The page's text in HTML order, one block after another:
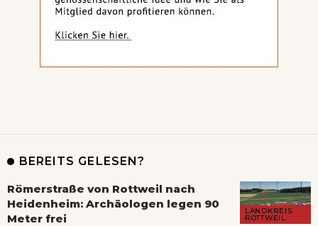
BEREITS GELESEN?
LANDKREIS
ROTTWEIL
Römerstraße von Rottweil nach
Heidenheim: Archäologen legen 90
Meter frei